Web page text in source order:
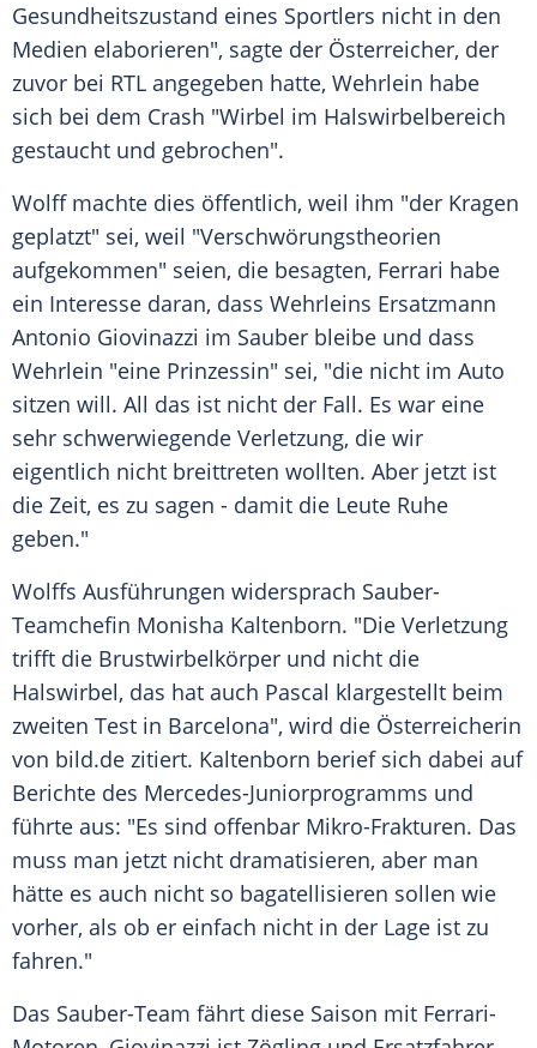
Gesundheitszustand eines Sportlers nicht in den
Medien elaborieren", sagte der Österreicher, der
zuvor bei RTL angegeben hatte, Wehrlein habe
sich bei dem Crash "Wirbel im Halswirbelbereich
gestaucht und gebrochen".
Wolffmachte dies öffentlich, weil ihm "der Kragen
geplatzt" sei, weil "Verschwörungstheorien
aufgekommen" seien, die besagten, Ferrari habe
ein Interesse daran, dass Wehrleins Ersatzmann
Antonio Giovinazzi im Sauber bleibe und dass
Wehrlein "eine Prinzessin" sei, "die nicht im Auto
sitzen will. All das ist nicht der Fall. Es war eine
sehr schwerwiegende Verletzung, die wir
eigentlich nicht breittreten wollten. Aber jetzt ist
die Zeit, es zu sagen - damit die Leute Ruhe
geben."
Wolffs Ausführungen widersprach Sauber-
Teamchefin Monisha Kaltenborn. "Die Verletzung
trifft die Brustwirbelkörper und nicht die
Halswirbel, das hat auch Pascal klargestellt beim
zweiten Test in Barcelona", wird die Österreicherin
von bild.de zitiert. Kaltenborn berief sich dabei auf
Berichte des Mercedes-Juniorprogramms und
führte aus: "Es sind offenbar Mikro-Frakturen. Das
muss man jetzt nicht dramatisieren, aber man
hätte es auch nicht so bagatellisieren sollen wie
vorher, als ob er einfach nicht in der Lage ist zu
fahren."
Das Sauber-Team fährt diese Saison mit Ferrari-